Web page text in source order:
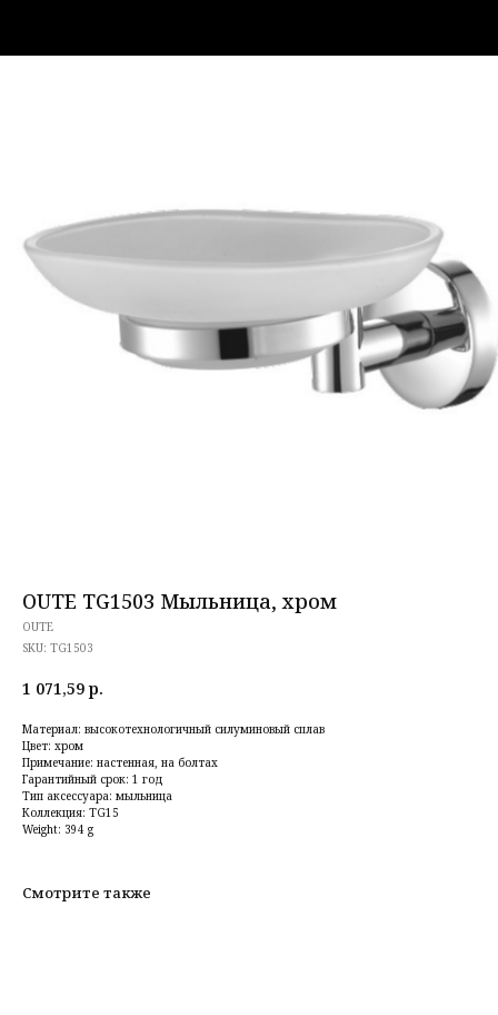
OUTE TG1503 Мыльница, хром
OUTE
SKU: TG1503
1 071,59 р.
Материал: высокотехнологичный силуминовый сплав
Цвет: хром
Примечание: настенная, на болтах
Гарантийный срок: 1 год
Тип аксессуара: мыльница
Коллекция: TG15
Weight: 394 g
Смотрите также